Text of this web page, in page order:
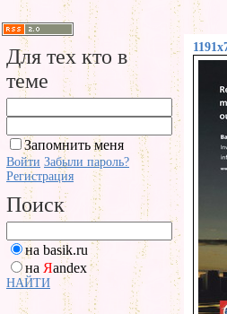
Для тех кто в
теме
Запомнить меня
Войти Забыли пароль?
Регистрация
Поиск
на basik.ru
на Яandex
НАЙТИ